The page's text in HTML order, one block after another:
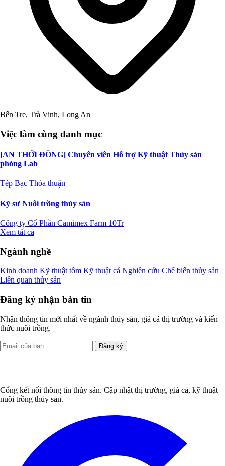
Bến Tre, Trà Vinh, Long An
Việc làm cùng danh mục
[AN THỚI ĐÔNG] Chuyên viên Hỗ trợ Kỹ thuật Thủy sản
phòng Lab
Tép Bạc Thỏa thuận
Kỹ sư Nuôi trồng thủy sản
Công ty Cổ Phần Camimex Farm 10Tr
Xem tất cả
Ngành nghề
Kinh doanh Kỹ thuật tôm Kỹ thuật cá Nghiên cứu Chế biến thủy sản
Liên quan thủy sản
Đăng ký nhận bản tin
Nhận thông tin mới nhất về ngành thủy sản, giá cả thị trường và kiến
thức nuôi trồng.
Đăng ký
Cổng kết nối thông tin thủy sản. Cập nhật thị trường, giá cả, kỹ thuật
nuôi trồng thủy sản.